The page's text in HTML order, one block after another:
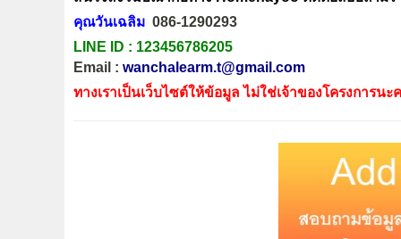
คุณวันเฉลิม 086-1290293
LINE ID : 123456786205
Email : wanchalearm.t@gmail.com
ทางเราเป็นเว็บไซต์ให้ข้อมูล ไม่ใช่เจ้าของโครงการนะ